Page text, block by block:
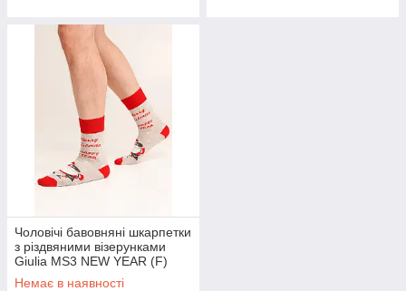
Чоловічі бавовняні шкарпетки
з різдвяними візерунками
Giulia MS3 NEW YEAR (F)
2404 43/46 Grey-silver
Немає в наявності